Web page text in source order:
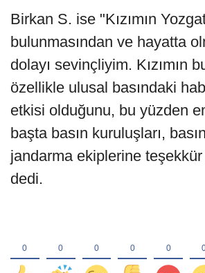
Birkan S. ise "Kızımın
bulunmasından ve hayatta
dolayı sevinçliyim. Kızımın
özellikle ulusal basındaki
etkisi olduğunu, bu yüzden
başta basın kuruluşları,
jandarma ekiplerine
dedi.